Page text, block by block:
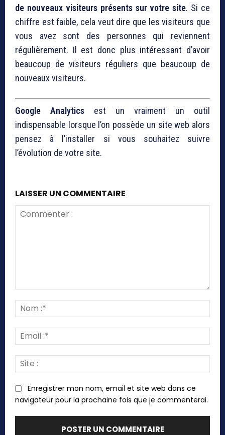
de nouveaux visiteurs présents sur votre site. Si ce
chiffre est faible, cela veut dire que les visiteurs que
vous avez sont des personnes qui reviennent
régulièrement. Il est donc plus intéressant d’avoir
beaucoup de visiteurs réguliers que beaucoup de
nouveaux visiteurs.
Google Analytics est un vraiment un outil
indispensable lorsque l’on possède un site web alors
pensez à l’installer si vous souhaitez suivre
l’évolution de votre site.
LAISSER UN COMMENTAIRE
:*
:*
:
Enregistrer mon nom, email et site web dans ce
navigateur pour la prochaine fois que je commenterai.